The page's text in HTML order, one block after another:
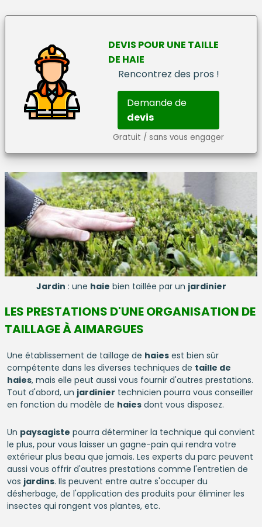
DEVIS POUR UNE TAILLE
DE HAIE
Rencontrez des pros !
Demande de
devis
Gratuit / sans vous engager
Jardin : une haie bien taillée par un jardinier
LES PRESTATIONS D'UNE ORGANISATION DE
TAILLAGE À AIMARGUES
Une établissement de taillage de haiesest bien sûr
compétente dans les diverses techniques de taille de
haies, mais elle peut aussi vous fournir d'autres prestations.
Tout d'abord, un jardinier technicien pourra vous conseiller
en fonction du modèle de haiesdont vous disposez.
Un paysagiste pourra déterminer la technique qui convient
le plus, pour vous laisser un gagne-pain qui rendra votre
extérieur plus beau que jamais. Les experts du parc peuvent
aussi vous offrir d'autres prestations comme l'entretien de
vos jardins. Ils peuvent entre autre s'occuper du
désherbage, de l'application des produits pour éliminer les
insectes qui rongent vos plantes, etc.